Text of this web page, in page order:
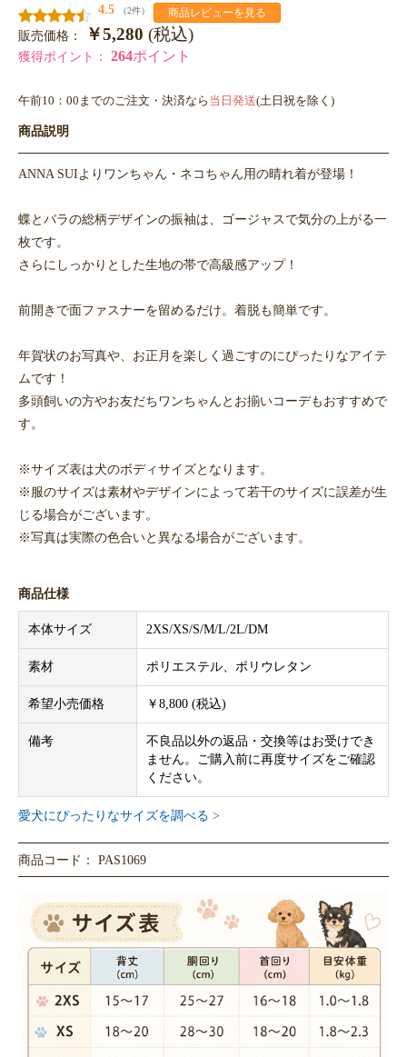
4.5
（2件） 商品レビューを見る
販売価格： ￥5,280 (税込)
獲得ポイント： 264ポイント
午前10：00までのご注文・決済なら 当日発送(土日祝を除く)
商品説明
ANNA SUIよりワンちゃん・ネコちゃん用の晴れ着が登場！
蝶とバラの総柄デザインの振袖は、ゴージャスで気分の上がる一
枚です。
さらにしっかりとした生地の帯で高級感アップ！
前開きで面ファスナーを留めるだけ。着脱も簡単です。
年賀状のお写真や、お正月を楽しく過ごすのにぴったりなアイテ
ムです！
多頭飼いの方やお友だちワンちゃんとお揃いコーデもおすすめで
す。
※サイズ表は犬のボディサイズとなります。
※服のサイズは素材やデザインによって若干のサイズに誤差が生
じる場合がございます。
※写真は実際の色合いと異なる場合がございます。
商品仕様
本体サイズ 2XS/XS/S/M/L/2L/DM
素材 ポリエステル、ポリウレタン
希望小売価格 ￥8,800 (税込)
備考
不良品以外の返品・交換等はお受けでき
ません。ご購入前に再度サイズをご確認
ください。
愛犬にぴったりなサイズを調べる >
商品コード： PAS1069